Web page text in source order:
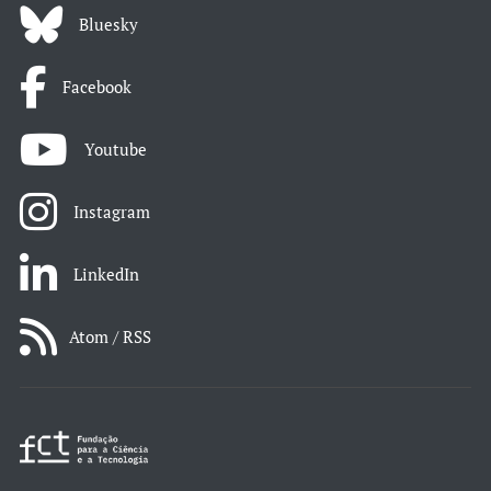
Bluesky
Facebook
Youtube
Instagram
LinkedIn
Atom / RSS